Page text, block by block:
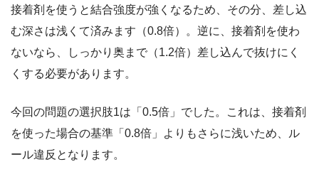
接着剤を使うと結合強度が強くなるため、その分、差し込
む深さは浅くて済みます（0.8倍）。逆に、接着剤を使わ
ないなら、しっかり奥まで（1.2倍）差し込んで抜けにく
くする必要があります。
今回の問題の選択肢1は「0.5倍」でした。これは、接着剤
を使った場合の基準「0.8倍」よりもさらに浅いため、ル
ール違反となります。